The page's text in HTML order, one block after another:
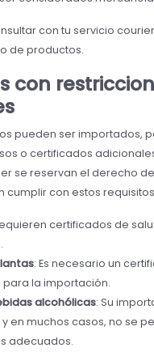
con tu servicio
de productos.
con
pueden ser importados,
o certificados
se reservan el derecho
cumplir con estos
certificados de
: Es necesario un
para la importación.
alcohólicas: Su
en muchos casos, no se
adecuados.